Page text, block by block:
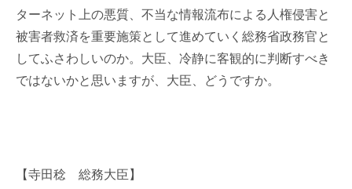
ターネット上の悪質、不当な情報流布による人権侵害と
被害者救済を重要施策として進めていく総務省政務官と
してふさわしいのか。大臣、冷静に客観的に判断すべき
ではないかと思いますが、大臣、どうですか。
【寺田稔 総務大臣】